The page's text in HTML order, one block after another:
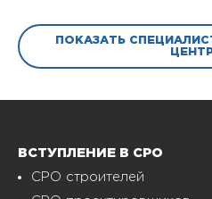
ПОКАЗАТЬ
ВСТУПЛЕНИЕ В СРО
СРО строителей